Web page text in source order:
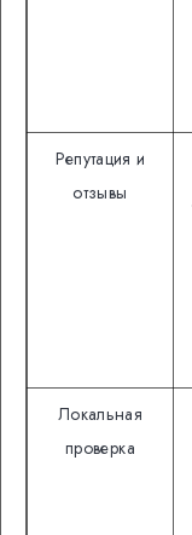
Репутация и
отзывы
Локальная
проверка